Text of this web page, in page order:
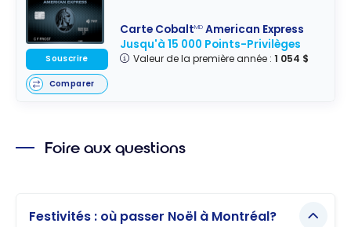
Carte CobaltMD American Express
Jusqu'à 15 000 Points-Privilèges
Valeur de la première année : 1 054 $
Souscrire
Comparer
Foire aux questions
Festivités : où passer Noël à Montréal?